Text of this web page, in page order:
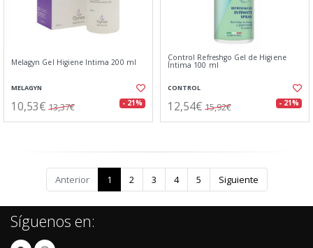
Melagyn Gel Higiene Intima 200 ml
MELAGYN
10,53€ 13,37€ - 21%
Control Refreshgo Gel de Higiene
Íntima 100 ml
CONTROL
12,54€ 15,92€ - 21%
Anterior 1 2 3 4 5 Siguiente
Síguenos en: